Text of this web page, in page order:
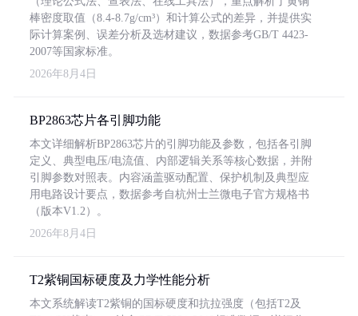
棒密度取值（8.4-8.7g/cm³）和计算公式的差异，并提供实
际计算案例、误差分析及选材建议，数据参考GB/T 4423-
2007等国家标准。
2026年8月4日
BP2863芯片各引脚功能
本文详细解析BP2863芯片的引脚功能及参数，包括各引脚
定义、典型电压/电流值、内部逻辑关系等核心数据，并附
引脚参数对照表。内容涵盖驱动配置、保护机制及典型应
用电路设计要点，数据参考自杭州士兰微电子官方规格书
（版本V1.2）。
2026年8月4日
T2紫铜国标硬度及力学性能分析
本文系统解读T2紫铜的国标硬度和抗拉强度（包括T2及